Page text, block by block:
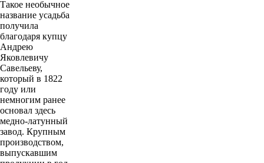
Такое необычное
название усадьба
получила
благодаря купцу
Андрею
Яковлевичу
Савельеву,
который в 1822
году или
немногим ранее
основал здесь
медно-латунный
завод. Крупным
производством,
выпускавшим